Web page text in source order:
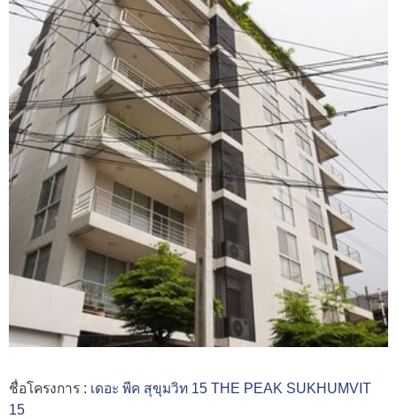
ชื่อโครงการ : เดอะ พีค สุขุมวิท 15 THE PEAK SUKHUMVIT
15